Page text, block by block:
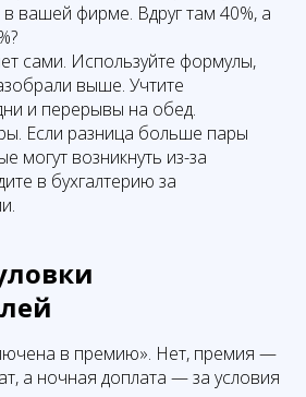
вашей фирме. Вдруг там 40%, а
сами. Используйте формулы,
выше. Учтите
и перерывы на обед.
Если разница больше пары
могут возникнуть из-за
в бухгалтерию за
в премию». Нет, премия —
а ночная доплата — за условия